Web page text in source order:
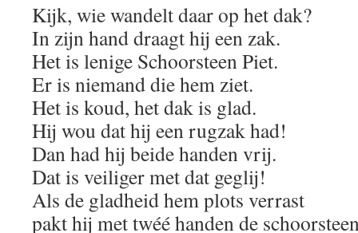
Kijk, wie wandelt daar op het dak?
In zijn hand draagt hij een zak.
Het is lenige Schoorsteen Piet.
Er is niemand die hem ziet.
Het is koud, het dak is glad.
Hij wou dat hij een rugzak had!
Dan had hij beide handen vrij.
Dat is veiliger met dat geglij!
Als de gladheid hem plots verrast
pakt hij met twéé handen de